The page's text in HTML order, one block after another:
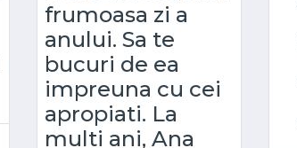
frumoasa zi a
anului. Sa te
bucuri de ea
impreuna cu cei
apropiati. La
multi ani, Ana